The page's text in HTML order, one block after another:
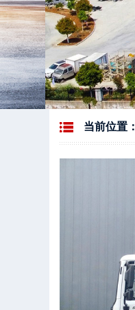
当前位置：